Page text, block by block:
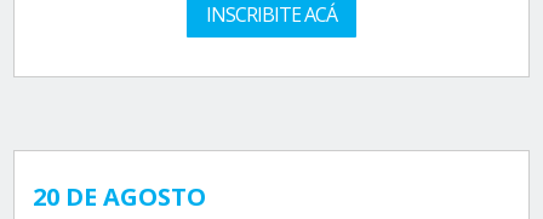
INSCRIBITE ACÁ
20 DE AGOSTO